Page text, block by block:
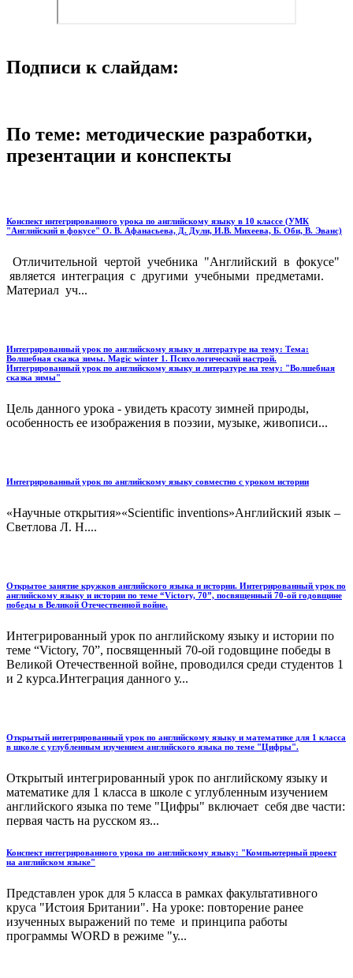
Подписи к слайдам:
По теме: методические разработки,
презентации и конспекты
Конспект интегрированного урока по английскому языку в 10 классе (УМК
"Английский в фокусе" О. В. Афанасьева, Д. Дули, И.В. Михеева, Б. Оби, В. Эванс)
Отличительной чертой учебника "Английский в фокусе"
является интеграция с другими учебными предметами.
Материал уч...
Интегрированный урок по английскому языку и литературе на тему: Тема:
Волшебная сказка зимы. Magic winter 1. Психологический настрой.
Интегрированный урок по английскому языку и литературе на тему: "Волшебная
сказка зимы"
Цель данного урока - увидеть красоту зимней природы,
особенность ее изображения в поэзии, музыке, живописи...
Интегрированный урок по английскому языку совместно с уроком истории
«Научные открытия»«Scientific inventions»Английский язык –
Светлова Л. Н....
Открытое занятие кружков английского языка и истории. Интегрированный урок по
английскому языку и истории по теме “Victory, 70”, посвященный 70-ой годовщине
победы в Великой Отечественной войне.
Интегрированный урок по английскому языку и истории по
теме “Victory, 70”, посвященный 70-ой годовщине победы в
Великой Отечественной войне, проводился среди студентов 1
и 2 курса.Интеграция данного у...
Открытый интегрированный урок по английскому языку и математике для 1 класса
в школе с углубленным изучением английского языка по теме "Цифры".
Открытый интегрированный урок по английскому языку и
математике для 1 класса в школе с углубленным изучением
английского языка по теме "Цифры" включает себя две части:
первая часть на русском яз...
Конспект интегрированного урока по английскому языку: "Компьютерный проект
на английском языке"
Представлен урок для 5 класса в рамках факультативного
круса "Истоия Британии". На уроке: повторение ранее
изученных выражений по теме и принципа работы
программы WORD в режиме "у...